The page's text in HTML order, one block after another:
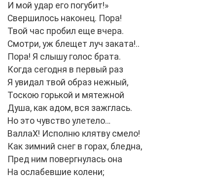
И мой удар его погубит!»
Свершилось наконец. Пора!
Твой час пробил еще вчера.
Смотри, уж блещет луч заката!..
Пора! Я слышу голос брата.
Когда сегодня в первый раз
Я увидал твой образ нежный,
Тоскою горькой и мятежной
Душа, как адом, вся зажглась.
Но это чувство улетело…
ВаллаХ! Исполню клятву смело!
Как зимний снег в горах, бледна,
Пред ним повергнулась она
На ослабевшие колени;